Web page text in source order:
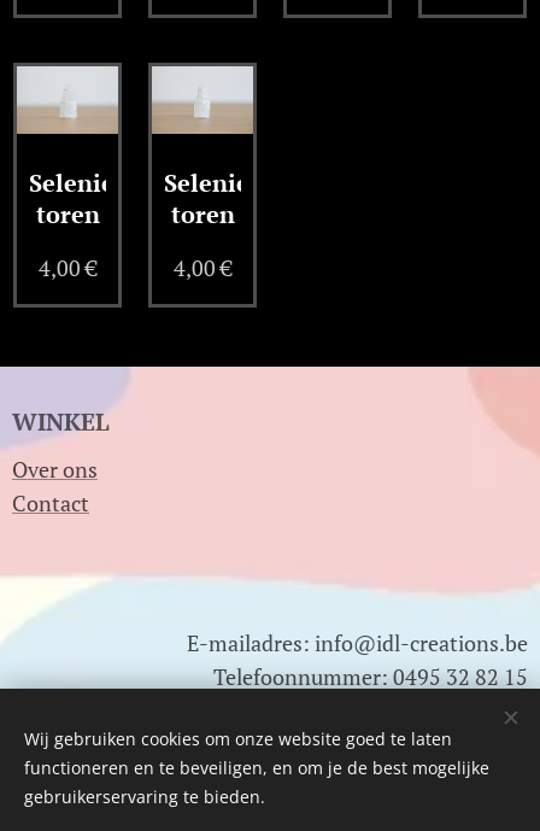
Seleniet
toren
4,00€
Seleniet
toren
4,00€
WINKEL
Over ons
Contact
E-mailadres: info@idl-creations.be
Telefoonnummer: 0495 32 82 15
0478 01 83 22
Btw nr: BE0791.820.502
Wij gebruiken cookies om onze website goed te laten
functioneren en te beveiligen, en om je de best mogelijke
gebruikerservaring te bieden.